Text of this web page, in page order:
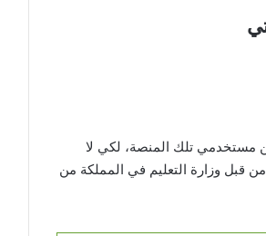
مستخدمي تلك المنصة، لكي لا
قبل وزارة التعليم في المملكة من